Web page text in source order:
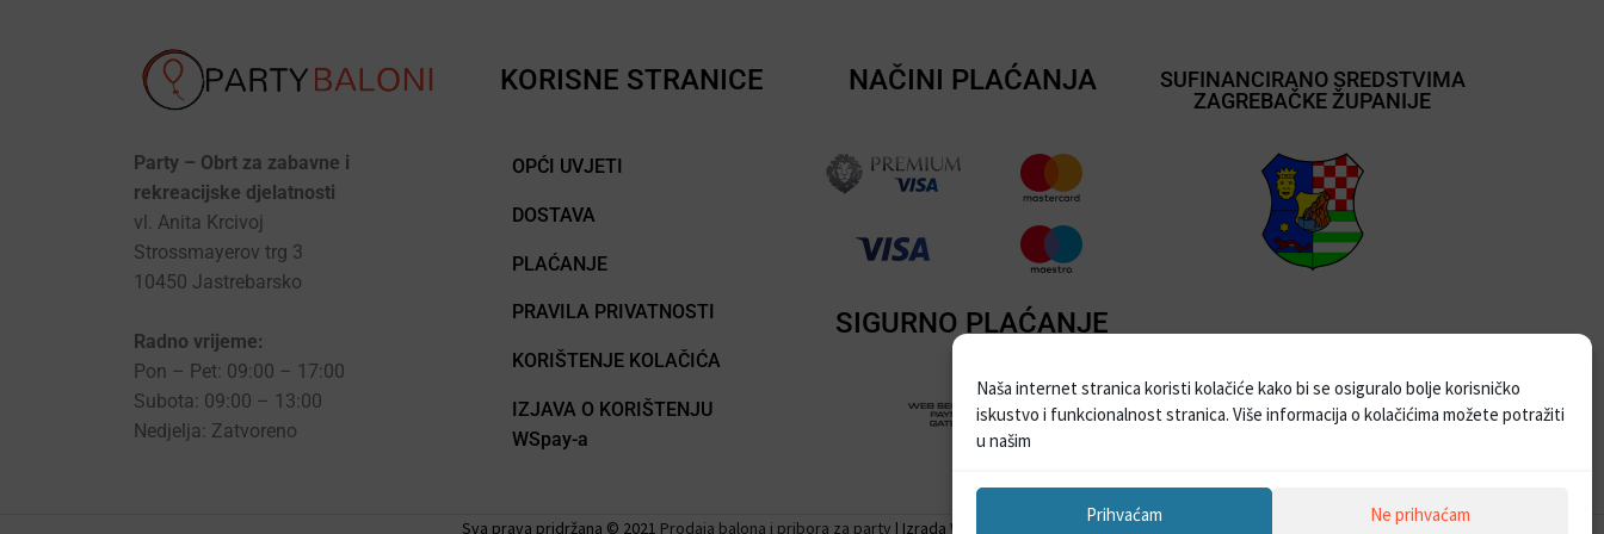
Naša internet stranica koristi kolačiće kako bi se osiguralo bolje korisničko
iskustvo i funkcionalnost stranica. Više informacija o kolačićima možete potražiti
u našim
Prihvaćam Ne prihvaćam
Party – Obrt za zabavne i
rekreacijske djelatnosti
vl. Anita Krcivoj
Strossmayerov trg 3
10450 Jastrebarsko
Radno vrijeme:
Pon – Pet: 09:00 – 17:00
Subota: 09:00 – 13:00
Nedjelja: Zatvoreno
KORISNE STRANICE
OPĆI UVJETI
DOSTAVA
PLAĆANJE
PRAVILA PRIVATNOSTI
KORIŠTENJE KOLAČIĆA
IZJAVA O KORIŠTENJU
WSpay-a
NAČINI PLAĆANJA
SIGURNO PLAĆANJE
SUFINANCIRANO SREDSTVIMA
ZAGREBAČKE ŽUPANIJE
Sva prava pridržana © 2021 Prodaja balona i pribora za party | Izrada Web stranica –